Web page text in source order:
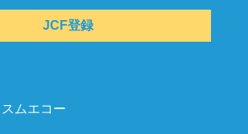
JCF登録
ムエコー